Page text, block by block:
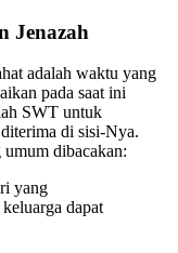
Jenazah
adalah waktu yang
pada saat ini
SWT untuk
di sisi-Nya.
dibacakan:
yang
dapat